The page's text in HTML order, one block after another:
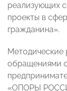
реализующих
проекты в
гражданина».
Методические
обращениями
«ОПОРЫ